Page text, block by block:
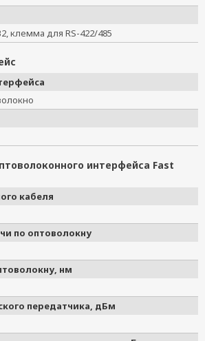
клемма для RS-422/485
интерфейса Fast
кабеля
по оптоволокну
нм
передатчика, дБм